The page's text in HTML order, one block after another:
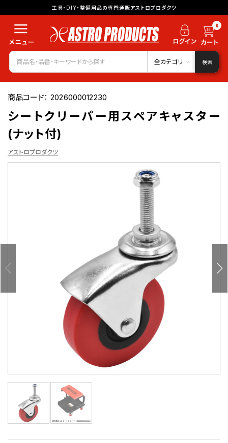
工具・DIY・整備用品の専門通販アストロプロダクツ
0
全カテゴリ 検索
商品コード：2026000012230
シートクリーパー用スペアキャスター
(ナット付)
アストロプロダクツ